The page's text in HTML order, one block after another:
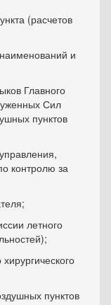
(расчетов
и
Главного
Сил
пунктов
контролю за
летного
пунктов